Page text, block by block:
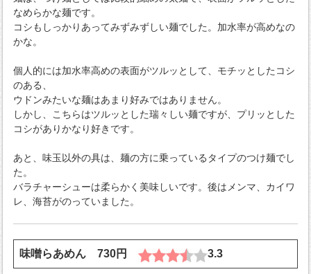
なめらかな麺です。
コシもしっかりあってみずみずしい麺でした。加水率が高めなの
かな。
個人的には加水率高めの表面がツルッとして、モチッとしたコシ
のある、
ウドンみたいな麺はあまり好みではありません。
しかし、こちらはツルッとした瑞々しい麺ですが、プリッとした
コシがありかなり好きです。
あと、味玉以外の具は、麺の方に乗っているタイプのつけ麺でし
た。
バラチャーシューは柔らかく美味しいです。後はメンマ、カイワ
レ、海苔がのっていました。
味噌らあめん 730円 3.3